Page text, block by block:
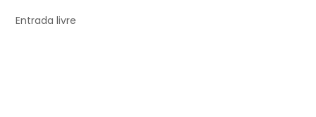
Entrada livre